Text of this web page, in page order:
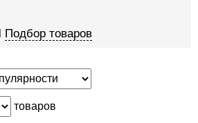
Подбор товаров
товаров